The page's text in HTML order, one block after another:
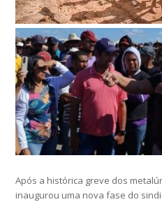
Após a histórica greve dos
inaugurou uma nova fase do